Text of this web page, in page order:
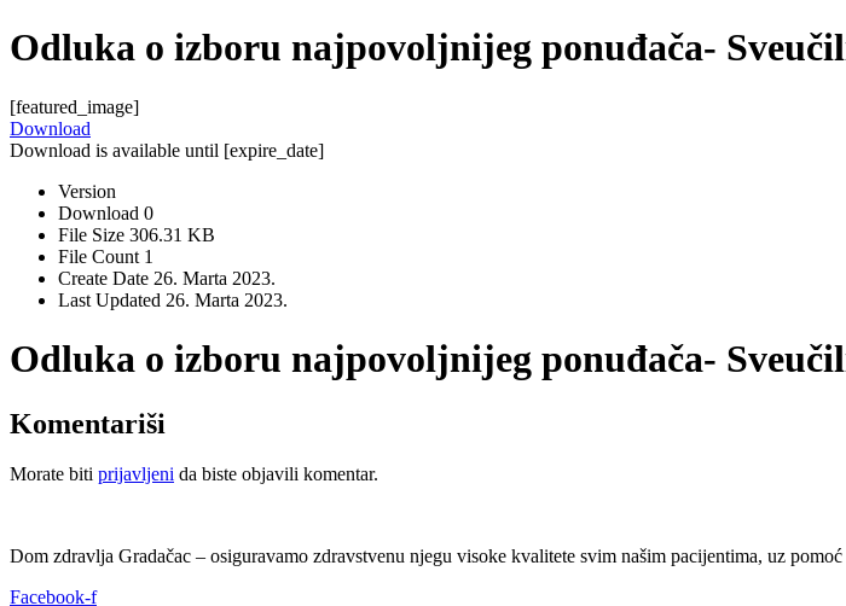
Odluka o izboru najpovoljnijeg ponuđača-
[featured_image]
Download
Download is available until [expire_date]
Version
Download 0
File Size 306.31 KB
File Count 1
Create Date 26. Marta 2023.
Last Updated 26. Marta 2023.
Odluka o izboru najpovoljnijeg ponuđača-
Komentariši
Morate biti prijavljeni da biste objavili komentar.
Dom zdravlja Gradačac – osiguravamo zdravstvenu njegu visoke kvalitete svim našim pacijentima, uz
Facebook-f